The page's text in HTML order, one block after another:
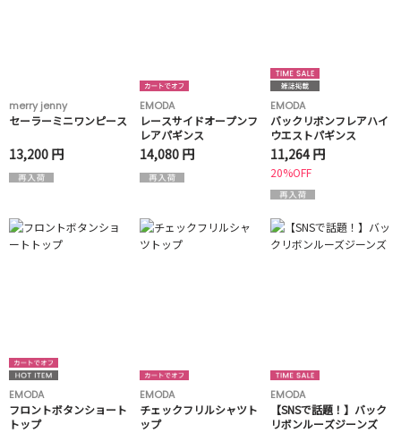
merry jenny
セーラーミニワンピース
13,200 円
EMODA
レースサイドオープンフ
レアパギンス
14,080 円
EMODA
バックリボンフレアハイ
ウエストパギンス
11,264 円
20%OFF
EMODA
フロントボタンショート
トップ
EMODA
チェックフリルシャツト
ップ
EMODA
【SNSで話題！】バック
リボンルーズジーンズ